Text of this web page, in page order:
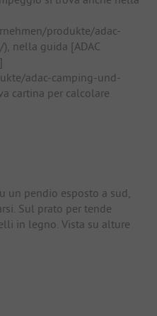
produkte/adac-
nella guida [ADAC
adac-camping-und-
cartina per calcolare
un pendio esposto a sud,
Sul prato per tende
in legno. Vista su alture